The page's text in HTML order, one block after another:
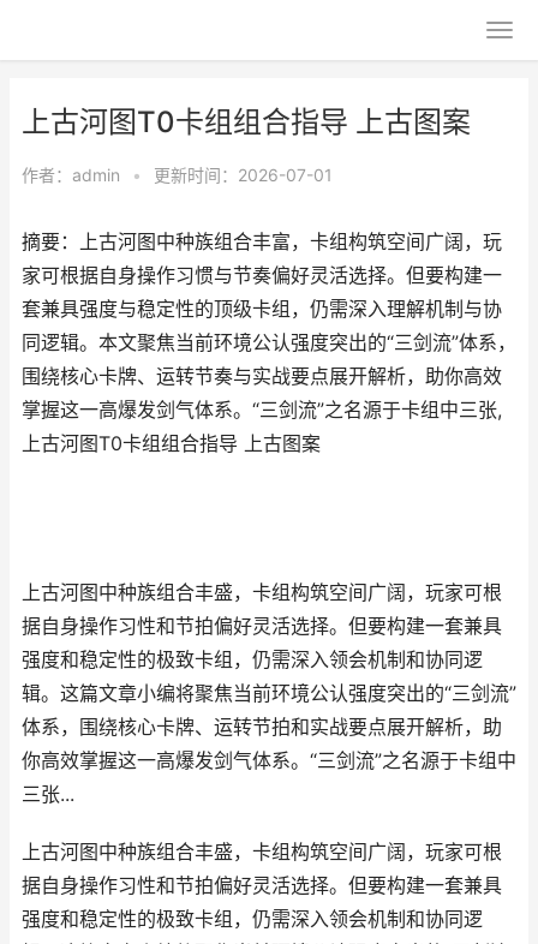
上古河图T0卡组组合指导 上古图案
作者： admin • 更新时间：2026-07-01
摘要：上古河图中种族组合丰富，卡组构筑空间广阔，玩
家可根据自身操作习惯与节奏偏好灵活选择。但要构建一
套兼具强度与稳定性的顶级卡组，仍需深入理解机制与协
同逻辑。本文聚焦当前环境公认强度突出的“三剑流”体系，
围绕核心卡牌、运转节奏与实战要点展开解析，助你高效
掌握这一高爆发剑气体系。“三剑流”之名源于卡组中三张,
上古河图T0卡组组合指导 上古图案
上古河图中种族组合丰盛，卡组构筑空间广阔，玩家可根
据自身操作习性和节拍偏好灵活选择。但要构建一套兼具
强度和稳定性的极致卡组，仍需深入领会机制和协同逻
辑。这篇文章小编将聚焦当前环境公认强度突出的“三剑流”
体系，围绕核心卡牌、运转节拍和实战要点展开解析，助
你高效掌握这一高爆发剑气体系。“三剑流”之名源于卡组中
三张...
上古河图中种族组合丰盛，卡组构筑空间广阔，玩家可根
据自身操作习性和节拍偏好灵活选择。但要构建一套兼具
强度和稳定性的极致卡组，仍需深入领会机制和协同逻